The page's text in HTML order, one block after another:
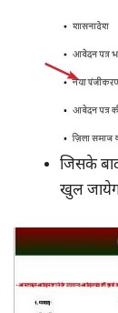
जिसके
खुल